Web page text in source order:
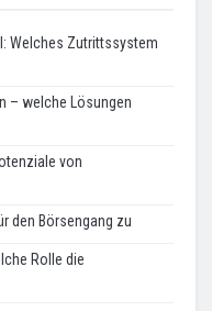
Welches Zutrittssystem
– welche Lösungen
von
den Börsengang zu
Rolle die